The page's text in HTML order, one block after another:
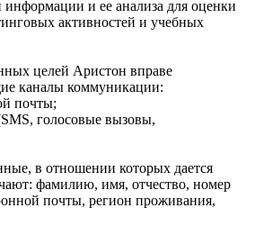
информации и ее анализа для оценки
активностей и учебных
целей Аристон вправе
каналы коммуникации:
почты;
голосовые вызовы,
в отношении которых дается
фамилию, имя, отчество, номер
почты, регион проживания,